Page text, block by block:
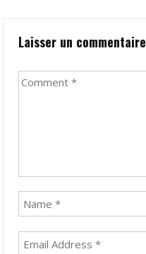
Laisser un commentaire